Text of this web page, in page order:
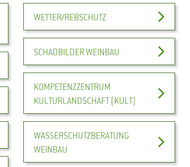
WETTER/REBSCHUTZ
SCHADBILDER WEINBAU
KOMPETENZZENTRUM
KULTURLANDSCHAFT (KULT)
WASSERSCHUTZBERATUNG
WEINBAU